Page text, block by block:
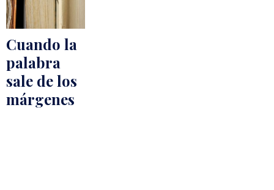
Cuando la
palabra
sale de los
márgenes